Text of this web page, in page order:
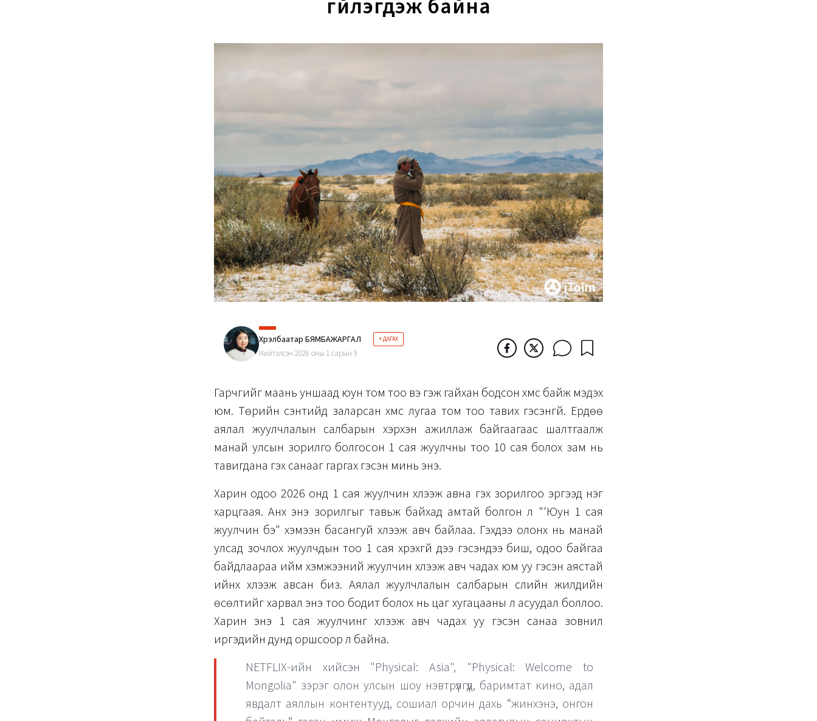
Хүрэлбаатар БЯМБАЖАРГАЛ + ДАГАХ
Нийтэлсэн 2026 оны 1 сарын 9
Гарчгийг маань уншаад юун том тоо вэ гэж гайхан бодсон хүмүүс байж мэдэх
юм. Төрийн сэнтийд заларсан хүмүүс лугаа том тоо тавих гэсэнгүй. Ердөө
аялал жуулчлалын салбарын хэрхэн ажиллаж байгаагаас шалтгаалж
манай улсын зорилго болгосон 1 сая жуулчны тоо 10 сая болох зам нь
тавигдана гэх санааг гаргах гэсэн минь энэ.
Харин одоо 2026 онд 1 сая жуулчин хүлээж авна гэх зорилгоо эргээд нэг
харцгаая. Анх энэ зорилгыг тавьж байхад амтай болгон л "'Юун 1 сая
жуулчин бэ" хэмээн басангуй хүлээж авч байлаа. Гэхдээ олонх нь манай
улсад зочлох жуулчдын тоо 1 сая хүрэхгүй дээ гэсэндээ биш, одоо байгаа
байдлаараа ийм хэмжээний жуулчин хүлээж авч чадах юм уу гэсэн аястай
ийнхүү хүлээж авсан биз. Аялал жуулчлалын салбарын сүүлийн жилүүдийн
өсөлтийг харвал энэ тоо бодит болох нь цаг хугацааны л асуудал боллоо.
Харин энэ 1 сая жуулчинг хүлээж авч чадах уу гэсэн санаа зовнил
иргэдийн дунд оршсоор л байна.
NETFLIX-ийн хийсэн "Physical: Asia", "Physical: Welcome to
Mongolia" зэрэг олон улсын шоу нэвтрүүлгүүд, баримтат кино, адал
явдалт аяллын контентууд, сошиал орчин дахь “жинхэнэ, онгон